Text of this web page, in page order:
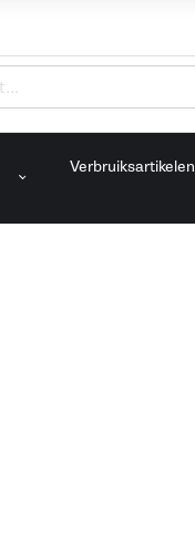
Verbruiksartikelen